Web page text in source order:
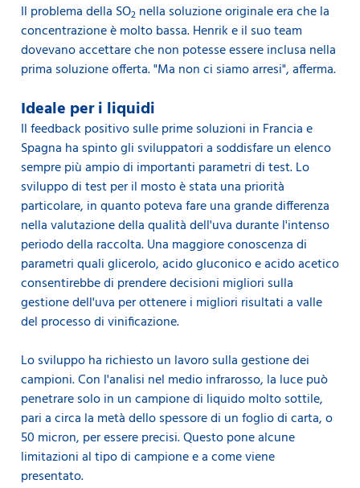
Il problema della SO2 nella soluzione originale era che la
concentrazione è molto bassa. Henrik e il suo team
dovevano accettare che non potesse essere inclusa nella
prima soluzione offerta. "Ma non ci siamo arresi", afferma.
Ideale per i liquidi
Il feedback positivo sulle prime soluzioni in Francia e
Spagna ha spinto gli sviluppatori a soddisfare un elenco
sempre più ampio di importanti parametri di test. Lo
sviluppo di test per il mosto è stata una priorità
particolare, in quanto poteva fare una grande differenza
nella valutazione della qualità dell'uva durante l'intenso
periodo della raccolta. Una maggiore conoscenza di
parametri quali glicerolo, acido gluconico e acido acetico
consentirebbe di prendere decisioni migliori sulla
gestione dell'uva per ottenere i migliori risultati a valle
del processo di vinificazione.
Lo sviluppo ha richiesto un lavoro sulla gestione dei
campioni. Con l'analisi nel medio infrarosso, la luce può
penetrare solo in un campione di liquido molto sottile,
pari a circa la metà dello spessore di un foglio di carta, o
50 micron, per essere precisi. Questo pone alcune
limitazioni al tipo di campione e a come viene
presentato.